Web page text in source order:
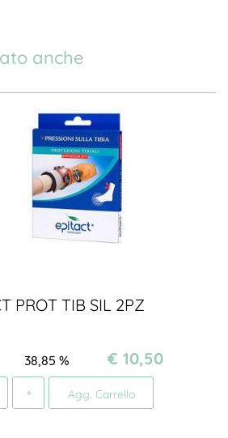
anche
PROT TIB SIL 2PZ
%
38,85 € 10,50
Agg. Carrello